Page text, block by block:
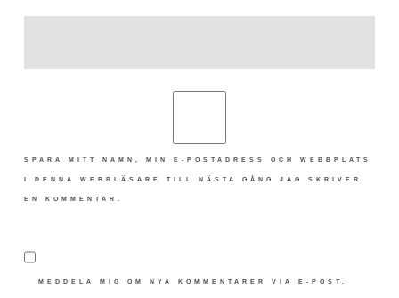
SPARA MITT NAMN, MIN E-POSTADRESS OCH WEBBPLATS
I DENNA WEBBLÄSARE TILL NÄSTA GÅNG JAG SKRIVER
EN KOMMENTAR.
MEDDELA MIG OM NYA KOMMENTARER VIA E-POST.